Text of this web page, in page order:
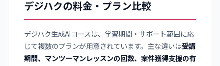
デジハクの料金・プラン比較
デジハク生成AIコースは、学習期間・サポート範囲に応
じて複数のプランが用意されています。主な違いは受講
期間、マンツーマンレッスンの回数、案件獲得支援の有